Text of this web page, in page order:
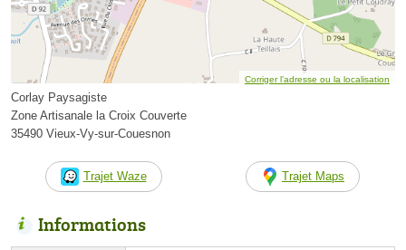
Corriger l’adresse ou la localisation
Corlay Paysagiste
Zone Artisanale la Croix Couverte
35490 Vieux-Vy-sur-Couesnon
Trajet Waze Trajet Maps
Informations